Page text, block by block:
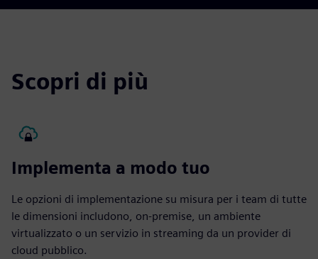
Scopri di più
Implementa a modo tuo
Le opzioni di implementazione su misura per i team di tutte
le dimensioni includono, on-premise, un ambiente
virtualizzato o un servizio in streaming da un provider di
cloud pubblico.